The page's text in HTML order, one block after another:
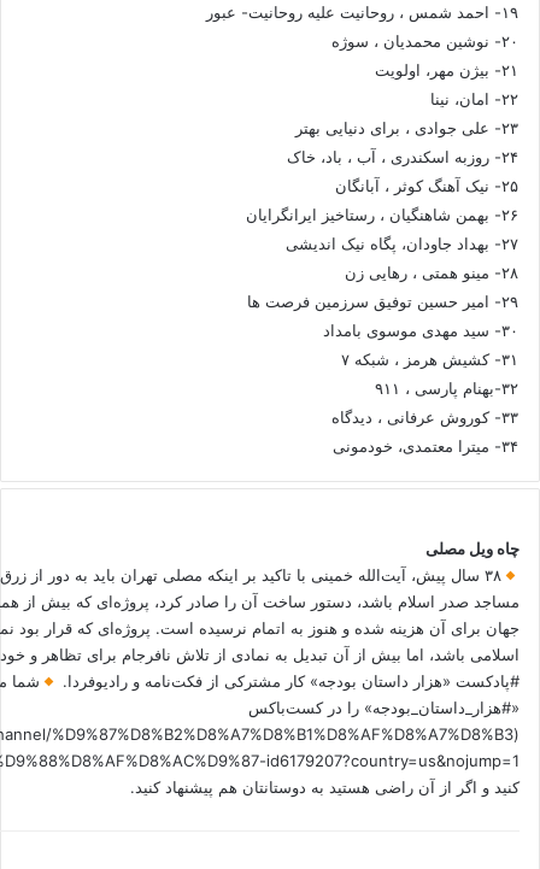
۱۹- احمد شمس ، روحانیت علیه روحانیت- عبور
۲۰- نوشین محمدیان ، سوژه
۲۱- بیژن مهر، اولویت
۲۲- امان، نینا
۲۳- علی جوادی ، برای دنیایی بهتر
۲۴- روزبه اسکندری ، آب ، باد، خاک
۲۵- نیک آهنگ کوثر ، آبانگان
۲۶- بهمن شاهنگیان ، رستاخیز ایرانگرایان
۲۷- بهداد جاودان، پگاه نیک اندیشی
۲۸- مینو همتی ، رهایی زن
۲۹- امیر حسین توفیق سرزمین فرصت ها
۳۰- سید مهدی موسوی بامداد
۳۱- کشیش هرمز ، شبکه ۷
۳۲-بهنام پارسی ، ۹۱۱
۳۳- کوروش عرفانی ، دیدگاه
۳۴- میترا معتمدی، خودمونی
چاه ویل مصلی
۳۸ سال پیش، آیت‌الله خمینی با تاکید بر اینکه مصلی تهران باید به دور از
مساجد صدر اسلام باشد، دستور ساخت آن را صادر کرد، پروژه‌ای که بیش از
جهان برای آن هزینه شده و هنوز به اتمام نرسیده است. پروژه‌ای که قرار بود
اسلامی باشد، اما بیش از آن تبدیل به نمادی از تلاش نافرجام برای تظاهر و
#پادکست «هزار داستان بودجه» کار مشترکی از فکت‌نامه و رادیوفردا.
شما
«#هزار_داستان_بودجه» را در کست‌باکس
%D9%87%D8%B2%D8%A7%D8%B1%D8%AF%D8%A7%D8%B3
کنید و اگر از آن راضی هستید به دوستانتان هم پیشنهاد کنید.